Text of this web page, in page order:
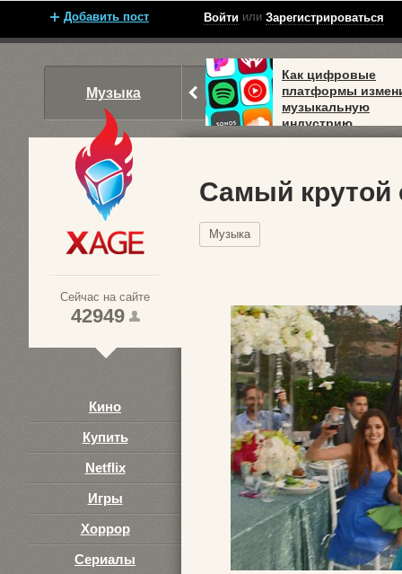
Добавить пост Войти или Зарегистрироваться
Музыка
Как цифровые
платформы
музыкальную
индустрию
Сейчас на сайте
42949
Кино
Купить
Netflix
Игры
Хоррор
Сериалы
Самый крутой
Музыка